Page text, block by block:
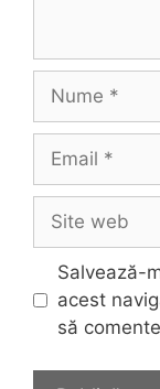
Nume
Email
Site
web
Salvează-
acest
să